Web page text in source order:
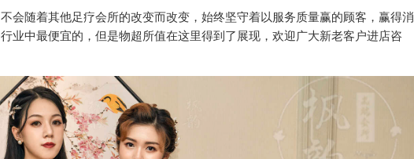
会随着其他足疗会所的改变而改变，始终坚守着以服务质量赢的顾客，赢得消
业中最便宜的，但是物超所值在这里得到了展现，欢迎广大新老客户进店咨